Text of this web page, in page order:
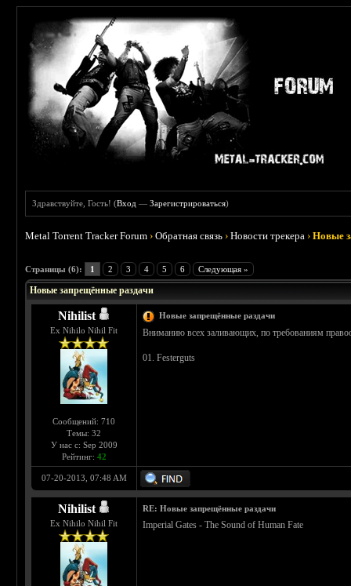
Здравствуйте, Гость! (Вход —Зарегистрироваться)
Metal Torrent Tracker Forum ›Обратная связь ›Новости трекера ›Новые
Страницы (6): 1 2 3 4 5 6 Следующая »
Новые запрещённые раздачи
Nihilist
Ex Nihilo Nihil Fit
Сообщений: 710
Темы: 32
У нас с: Sep 2009
Рейтинг: 42
Новые запрещённые раздачи
Вниманию всех заливающих, по требованиям
01. Festerguts
07-20-2013, 07:48 AM
Nihilist
Ex Nihilo Nihil Fit
RE: Новые запрещённые раздачи
Imperial Gates - The Sound of Human Fate